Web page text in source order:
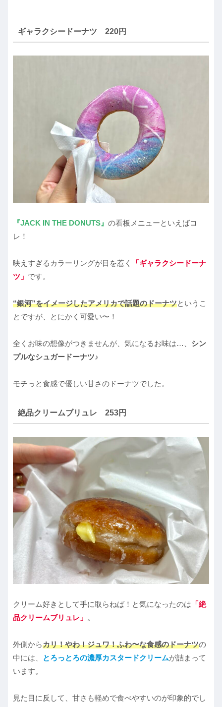
ギャラクシードーナツ 220円
『JACK IN THE DONUTS』 の看板メニューといえばコ
レ！
映えすぎるカラーリングが目を惹く
「ギャラクシードーナ
ツ」 です。
“銀河”をイメージしたアメリカで話題のドーナツというこ
とですが、とにかく可愛い〜！
全くお味の想像がつきませんが、気になるお味は…、 シン
プルなシュガードーナツ♪
モチっと食感で優しい甘さのドーナツでした。
絶品クリームブリュレ 253円
クリーム好きとして手に取らねば！と気になったのは 「絶
品クリームブリュレ」 。
外側からカリ！やわ！ジュワ！ふわ〜な食感のドーナツの
中には、
とろっとろの濃厚カスタードクリームが詰まって
います。
見た目に反して、甘さも軽めで食べやすいのが印象的でし